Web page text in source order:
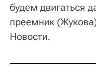
будем двигаться
преемник
Новости.